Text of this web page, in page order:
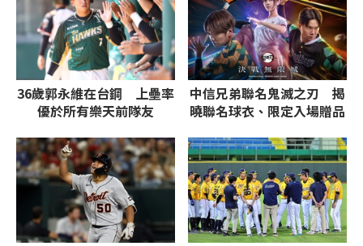
36歲郭永維在台鋼 上壘率
優於所有樂天前隊友
中信兄弟聯名鬼滅之刃 揭
曉聯名球衣、限定入場贈品